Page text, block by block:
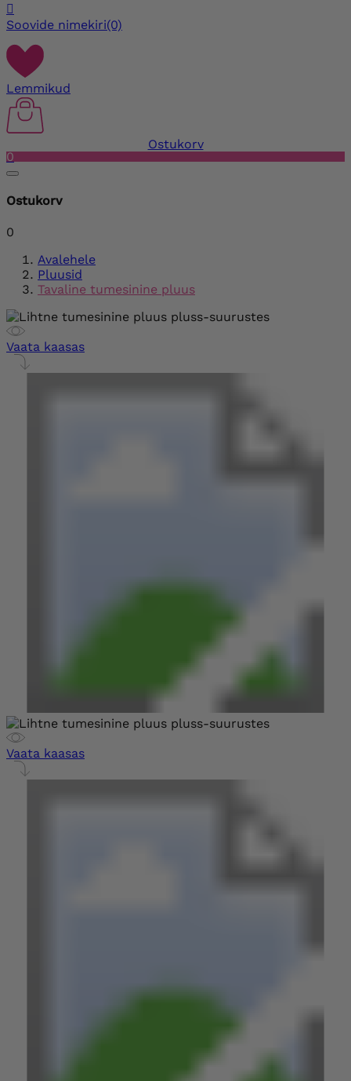

Soovide nimekiri(0)
Lemmikud
Ostukorv
0
Ostukorv
0
Avalehele
Pluusid
Tavaline tumesinine pluus
Vaata kaasas
Vaata kaasas